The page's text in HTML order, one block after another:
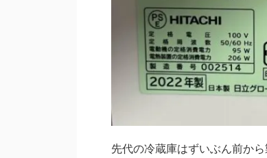
先代の冷蔵庫はずいぶん前か